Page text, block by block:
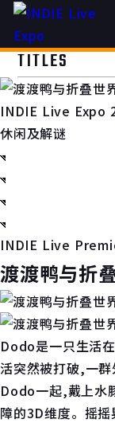
TITLES
INDIE Live Expo
休闲及解谜
INDIE Live
渡渡鸭与折
Dodo是一只生活
活突然被打破,一
Dodo一起,戴上水
障的3D维度。摇